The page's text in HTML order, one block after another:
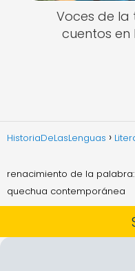
Voces de la
cuentos
HistoriaDeLasLenguas
renacimiento de la
quechua contemporánea